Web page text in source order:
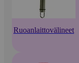
Ruoanlaittovälineet